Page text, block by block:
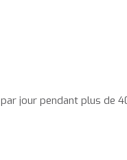
jour pendant plus de